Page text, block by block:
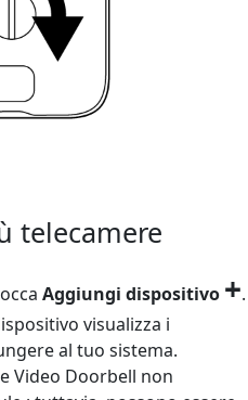
telecamere
Aggiungi dispositivo +.
visualizza i
al tuo sistema.
Video Doorbell non